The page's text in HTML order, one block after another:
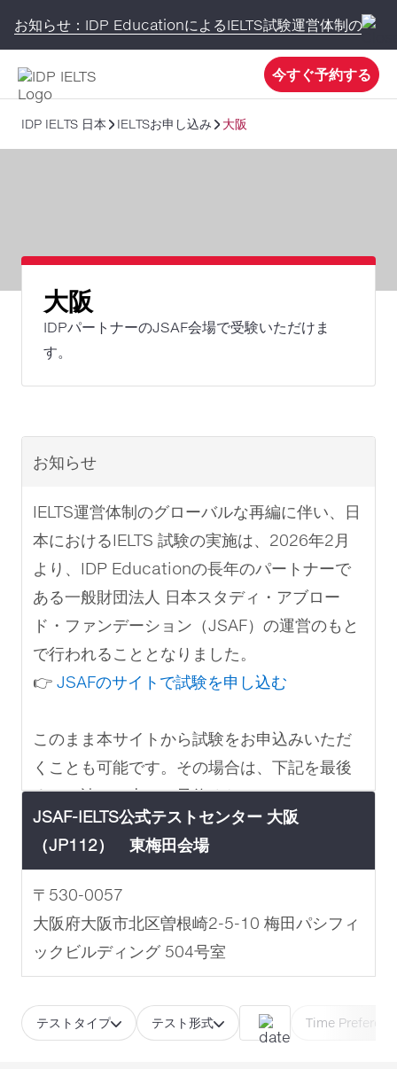
お知らせ：IDP EducationによるIELTS試験運営体制の変更
今すぐ予約する
IDP IELTS 日本 IELTSお申し込み 大阪
大阪
IDPパートナーのJSAF会場で受験いただけま
す。
お知らせ
IELTS運営体制のグローバルな再編に伴い、日
本におけるIELTS 試験の実施は、2026年2月
より、IDP Educationの長年のパートナーで
ある一般財団法人 日本スタディ・アブロー
ド・ファンデーション（JSAF）の運営のもと
で行われることとなりました。
👉 JSAFのサイトで試験を申し込む
このまま本サイトから試験をお申込みいただ
くことも可能です。その場合は、下記を最後
までお読みの上、ご予約ください。
✅IELTS受験の手引き（Information for
Candidate）
✅ お申込みの際の宣誓事項をダウンロード
💡テスト予約後のキャンセル・日程変更に
JSAF-IELTS公式テストセンター 大阪
（JP112） 東梅田会場
〒530-0057
大阪府大阪市北区曽根崎2-5-10 梅田パシフィ
ックビルディング 504号室
テストタイプ テスト形式​ Time